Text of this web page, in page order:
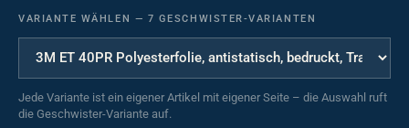
VARIANTE WÄHLEN — 7 GESCHWISTER-VARIANTEN
Jede Variante ist ein eigener Artikel mit eigener Seite – die Auswahl ruft
die Geschwister-Variante auf.